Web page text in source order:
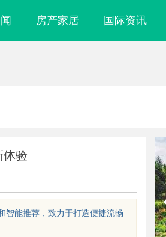
房产家居 国际资讯
体验
智能推荐，致力于打造便捷流畅